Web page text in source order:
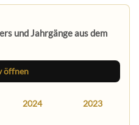
und Jahrgänge aus dem
öffnen
2024 2023